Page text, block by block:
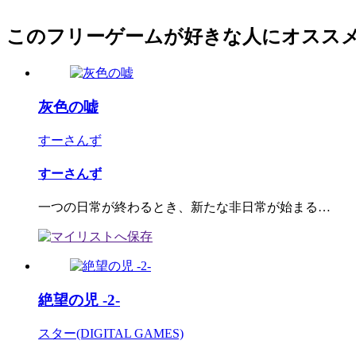
このフリーゲームが好きな人にオスス
灰色の嘘
すーさんず
すーさんず
一つの日常が終わるとき、新たな非日常が始まる…
絶望の児 -2-
スター(DIGITAL GAMES)